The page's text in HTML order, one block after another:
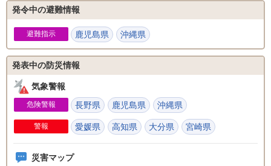
発令中の避難情報
避難指示 鹿児島県 沖縄県
発表中の防災情報
気象警報
危険警報 長野県 鹿児島県 沖縄県
警報 愛媛県 高知県 大分県 宮崎県
災害マップ